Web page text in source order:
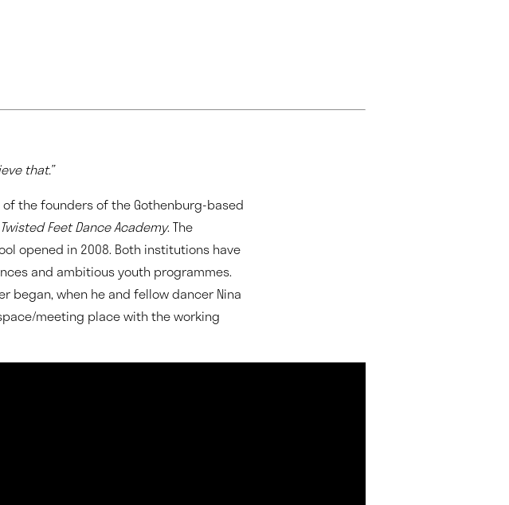
that.”
the founders of the Gothenburg-based
Twisted Feet Dance Academy. The
opened in 2008. Both institutions have
and ambitious youth programmes.
began, when he and fellow dancer Nina
meeting place with the working